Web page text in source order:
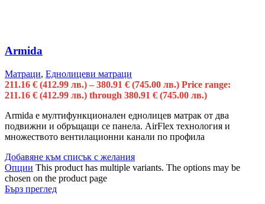
Armida
Матраци, Еднолицеви матраци
211.16 € (412.99 лв.) – 380.91 € (745.00 лв.) Price range:
211.16 € (412.99 лв.) through 380.91 € (745.00 лв.)
Armida е мултифункционален еднолицев матрак от два
подвижни и обръщащи се панела. AirFlex технология и
множеството вентилационни канали по профила
Добавяне към списък с желания
Опции This product has multiple variants. The options may be
chosen on the product page
Бърз преглед